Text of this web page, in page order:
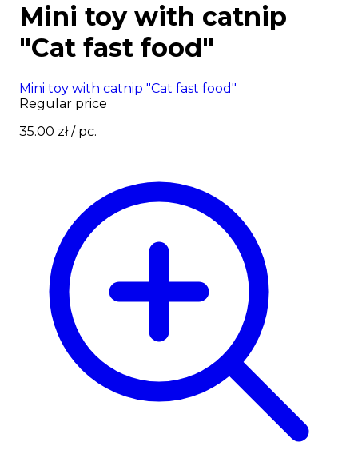
Mini toy with catnip
"Cat fast food"
Mini toy with catnip "Cat fast food"
Regular price
35.00 zł/ pc.